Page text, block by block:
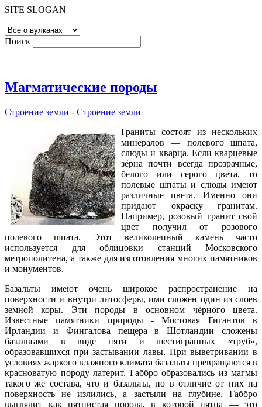
SITE SLOGAN
Поиск
Магматические породы
Строение земли - Строение земли
Граниты состоят из нескольких
минералов — полевого шпата,
слюды и кварца. Если кварцевые
зёрна почти всегда прозрачные,
белого или серого цвета, то
полевые шпаты и слюды имеют
различные цвета. Именно они
придают окраску гранитам.
Например, розовый гранит свой
цвет получил от розового
полевого шпата. Этот великолепный камень часто
используется для облицовки станций Московского
метрополитена, а также для изготовления многих памятников
и монументов.
Базальты имеют очень широкое распространение на
поверхности и внутри литосферы, ими сложен один из слоев
земной коры. Эти породы в основном чёрного цвета.
Известные памятники природы - Мостовая Гигантов в
Ирландии и Фингалова пещера в Шотландии сложены
базальтами в виде пяти и шестигранных «труб»,
образовавшихся при застывании лавы. При выветривании в
условиях жаркого влажного климата базальты превращаются в
красноватую породу латерит. Габбро образовались из магмы
такого же состава, что и базальты, но в отличие от них на
поверхность не излились, а застыли на глубине. Габбро
выглядит как пятнистая порода, в которой пятна — это